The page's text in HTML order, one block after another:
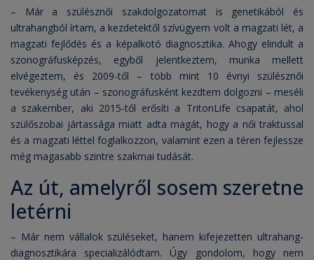
– Már a szülésznői szakdolgozatomat is genetikából és
ultrahangból írtam, a kezdetektől szívügyem volt a magzati lét, a
magzati fejlődés és a képalkotó diagnosztika. Ahogy elindult a
szonográfusképzés, egyből jelentkeztem, munka mellett
elvégeztem, és 2009-től – több mint 10 évnyi szülésznői
tevékenység után – szonográfusként kezdtem dolgozni – meséli
a szakember, aki 2015-től erősíti a TritonLife csapatát, ahol
szülőszobai jártassága miatt adta magát, hogy a női traktussal
és a magzati léttel foglalkozzon, valamint ezen a téren fejlessze
még magasabb szintre szakmai tudását.
Az út, amelyről sosem szeretne
letérni
– Már nem vállalok szüléseket, hanem kifejezetten ultrahang-
diagnosztikára specializálódtam. Úgy gondolom, hogy nem